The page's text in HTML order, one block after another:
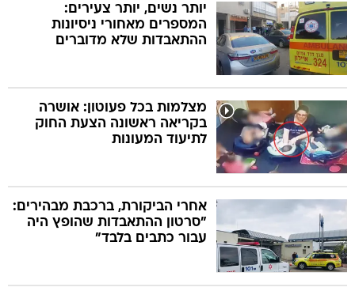
יותר נשים, יותר צעירים:
המספרים מאחורי ניסיונות
ההתאבדות שלא מדוברים
מצלמות בכל פעוטון: אושרה
בקריאה ראשונה הצעת החוק
לתיעוד המעונות
אחרי הביקורת, ברכבת מבהירים:
"סרטון ההתאבדות שהופץ היה
עבור כתבים בלבד"